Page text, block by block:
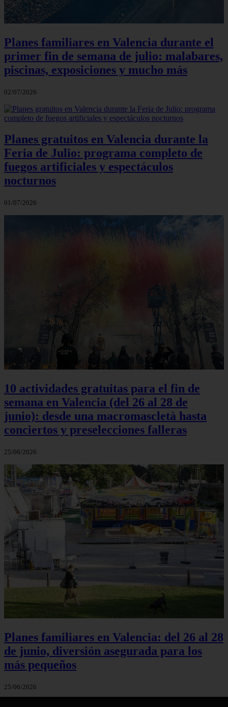
Planes familiares en Valencia durante el
primer fin de semana de julio: malabares,
piscinas, exposiciones y mucho más
02/07/2026
Planes gratuitos en Valencia durante la
Feria de Julio: programa completo de
fuegos artificiales y espectáculos
nocturnos
01/07/2026
10 actividades gratuitas para el fin de
semana en Valencia (del 26 al 28 de
junio): desde una macromascletà hasta
conciertos y preselecciones falleras
25/06/2026
Planes familiares en Valencia: del 26 al 28
de junio, diversión asegurada para los
más pequeños
25/06/2026